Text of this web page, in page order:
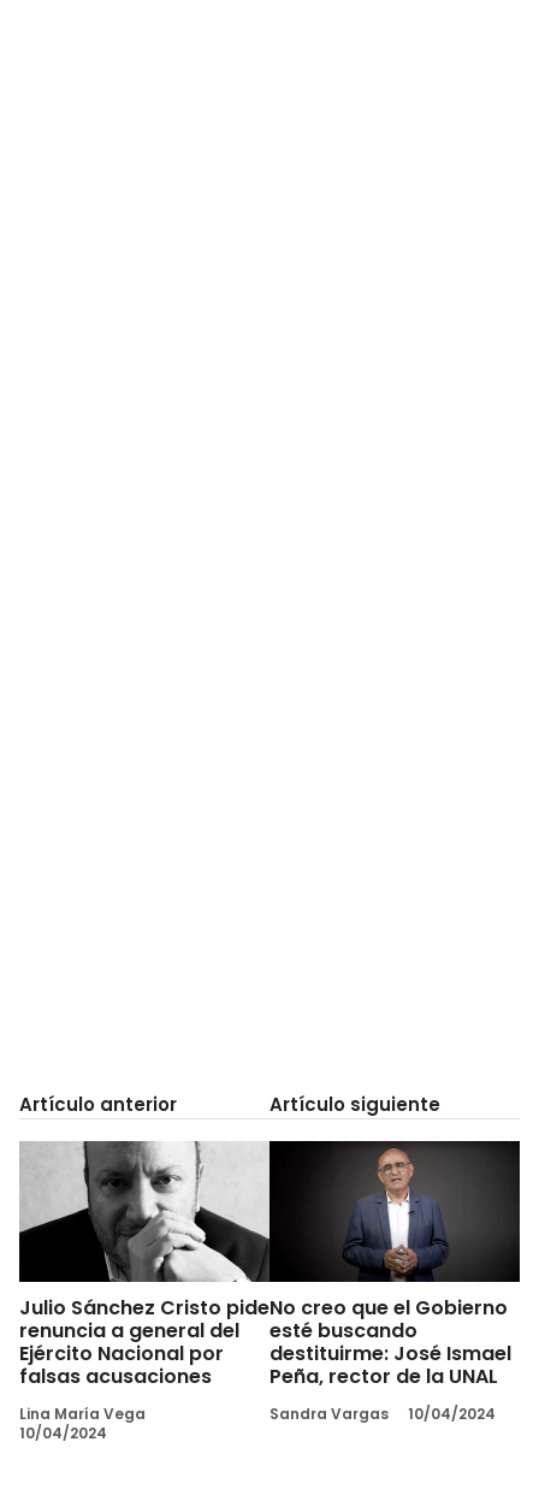
Artículo anterior
Julio Sánchez Cristo pide
renuncia a general del
Ejército Nacional por
falsas acusaciones
Lina María Vega
10/04/2024
Artículo siguiente
No creo que el Gobierno
esté buscando
destituirme: José Ismael
Peña, rector de la UNAL
Sandra Vargas 10/04/2024